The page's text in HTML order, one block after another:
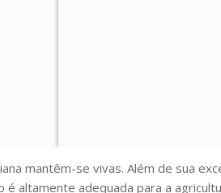
mantêm-se vivas. Além de sua
altamente adequada para a